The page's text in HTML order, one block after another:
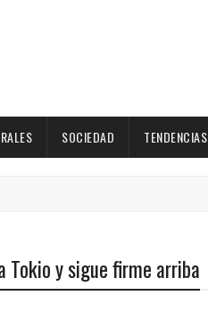
SOCIEDAD TENDENCIAS
Tokio y sigue firme arriba